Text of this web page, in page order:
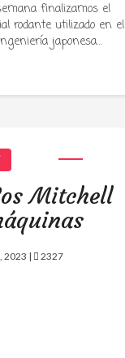
finalizamos el
rodante utilizado en el
japonesa…
Mitchell
2023 | 2327